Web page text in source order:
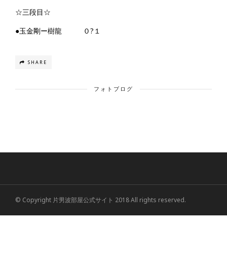
☆三段目☆
●玉金剛ー樹龍 ０?１
SHARE
フォトブログ
© Copyright 片男波部屋公式サイト 2018 All rights reserved.